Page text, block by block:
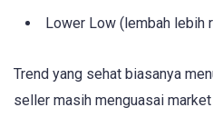
Lower Low (lembah lebih
Trend yang sehat biasanya
seller masih menguasai